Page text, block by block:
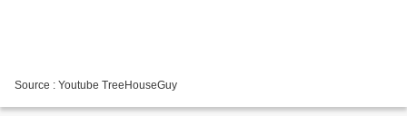
Source : Youtube TreeHouseGuy